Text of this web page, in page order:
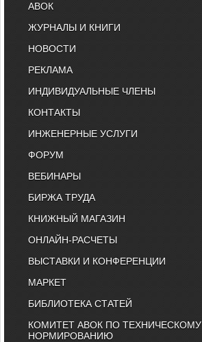
АВОК
ЖУРНАЛЫ И КНИГИ
НОВОСТИ
РЕКЛАМА
ИНДИВИДУАЛЬНЫЕ ЧЛЕНЫ
КОНТАКТЫ
ИНЖЕНЕРНЫЕ УСЛУГИ
ФОРУМ
ВЕБИНАРЫ
БИРЖА ТРУДА
КНИЖНЫЙ МАГАЗИН
ОНЛАЙН-РАСЧЕТЫ
ВЫСТАВКИ И КОНФЕРЕНЦИИ
МАРКЕТ
БИБЛИОТЕКА СТАТЕЙ
КОМИТЕТ АВОК ПО ТЕХНИЧЕСКОМУ
НОРМИРОВАНИЮ